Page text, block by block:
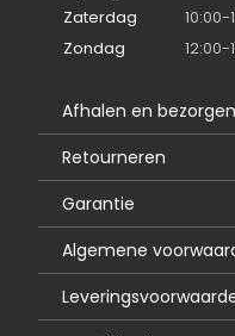
Zaterdag
10:00-
Zondag
12:00-
Afhalen en bezorgen
Retourneren
Garantie
Algemene